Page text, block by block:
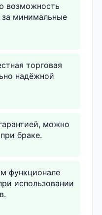
возможность
за минимальные
торговая
надёжной
можно
браке.
функционале
использовании